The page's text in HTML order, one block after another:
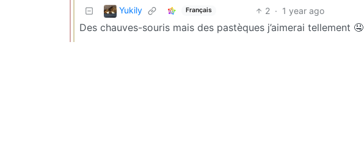
Yukily Français 2 · 1 year ago
Des chauves-souris mais des pastèques j’aimerai tellement 🤤